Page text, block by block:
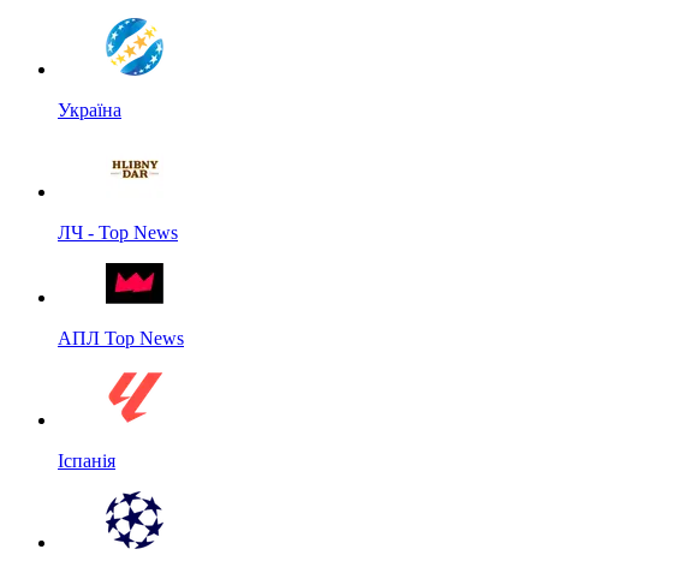
Україна
ЛЧ - Top News
АПЛ Top News
Іспанія